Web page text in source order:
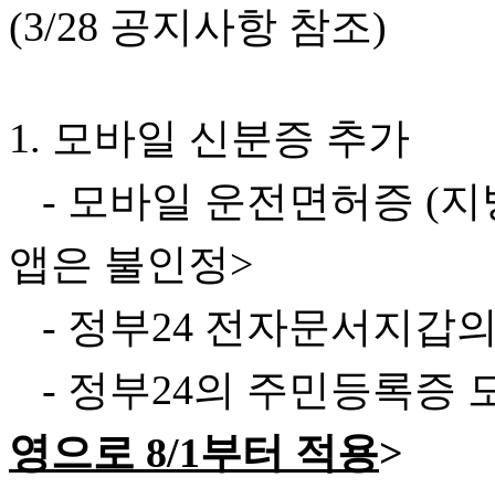
(3/28 공지사항 참조)
1. 모바일 신분증 추가
- 모바일 운전면허증 (지
앱은 불인정>
- 정부24 전자문서지갑
- 정부24의 주민등록증
영으로 8/1부터 적용>